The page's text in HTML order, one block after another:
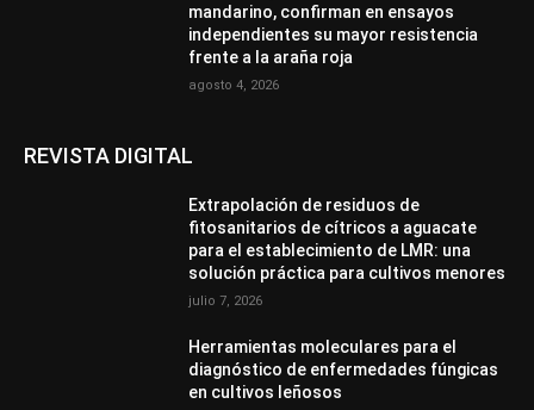
mandarino, confirman en ensayos
independientes su mayor resistencia
frente a la araña roja
agosto 4, 2026
REVISTA DIGITAL
Extrapolación de residuos de
fitosanitarios de cítricos a aguacate
para el establecimiento de LMR: una
solución práctica para cultivos menores
julio 7, 2026
Herramientas moleculares para el
diagnóstico de enfermedades fúngicas
en cultivos leñosos